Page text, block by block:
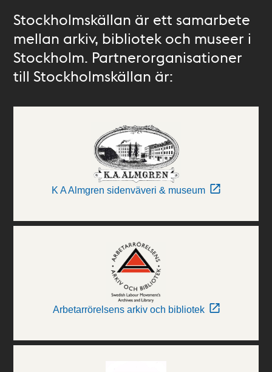
Stockholmskällan är ett samarbete
mellan arkiv, bibliotek och museer i
Stockholm. Partnerorganisationer
till Stockholmskällan är:
K A Almgren sidenväveri & museum
Arbetarrörelsens arkiv och bibliotek